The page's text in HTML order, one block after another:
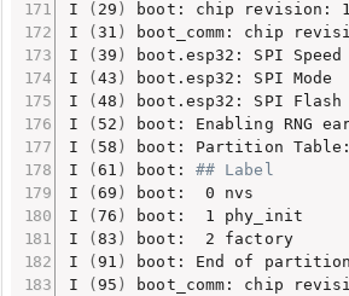
I
( 29 )
boot: chip revision: 1
I
( 31 )
boot_comm: chip
I
( 39 ) boot.esp32: SPI
I
( 43 ) boot.esp32: SPI
I
( 48 ) boot.esp32: SPI Flash
I
( 52 ) boot: Enabling RNG
I
( 58 )
boot: Partition Table:
I
( 61 ) boot: ## Label
I
( 69 )
boot:  0 nvs
I
( 76 )
boot:  1 phy_init
I
( 83 )
boot:  2 factory
I
( 91 )
boot: End of
I
( 95 )
boot_comm: chip